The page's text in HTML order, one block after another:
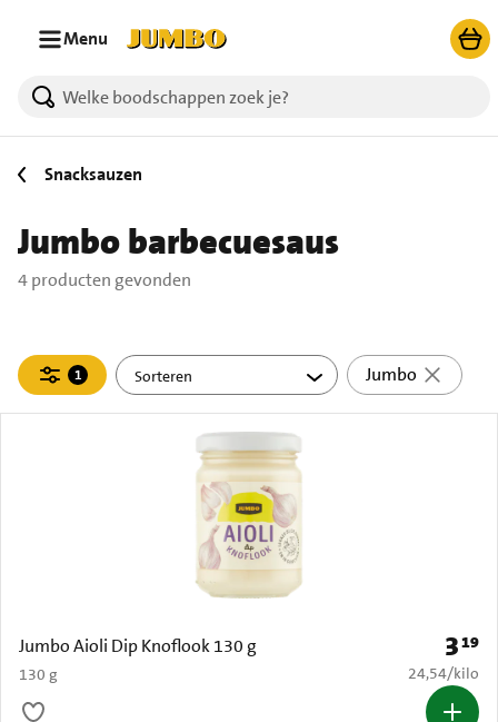
Menu
4 producten gevonden.
Snacksauzen
Jumbo barbecuesaus
4 producten gevonden
Filteren
1
actief
Jumbo
Jumbo Aioli Dip Knoflook 130 g
130 g
Prijs:
319
€ 24,54 per
24,54/kilo